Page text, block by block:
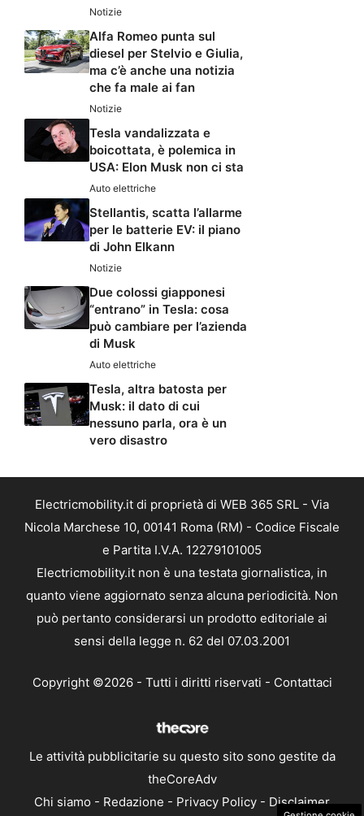
Notizie
Alfa Romeo punta sul
diesel per Stelvio e Giulia,
ma c’è anche una notizia
che fa male ai fan
Notizie
Tesla vandalizzata e
boicottata, è polemica in
USA: Elon Musk non ci sta
Auto elettriche
Stellantis, scatta l’allarme
per le batterie EV: il piano
di John Elkann
Notizie
Due colossi giapponesi
“entrano” in Tesla: cosa
può cambiare per l’azienda
di Musk
Auto elettriche
Tesla, altra batosta per
Musk: il dato di cui
nessuno parla, ora è un
vero disastro
Electricmobility.it di proprietà di WEB 365 SRL - Via
Nicola Marchese 10, 00141 Roma (RM) - Codice Fiscale
e Partita I.V.A. 12279101005
Electricmobility.it non è una testata giornalistica, in
quanto viene aggiornato senza alcuna periodicità. Non
può pertanto considerarsi un prodotto editoriale ai
sensi della legge n. 62 del 07.03.2001
Copyright ©2026 - Tutti i diritti riservati - Contattaci
Le attività pubblicitarie su questo sito sono gestite da
theCoreAdv
Chi siamo - Redazione - Privacy Policy - Disclaimer